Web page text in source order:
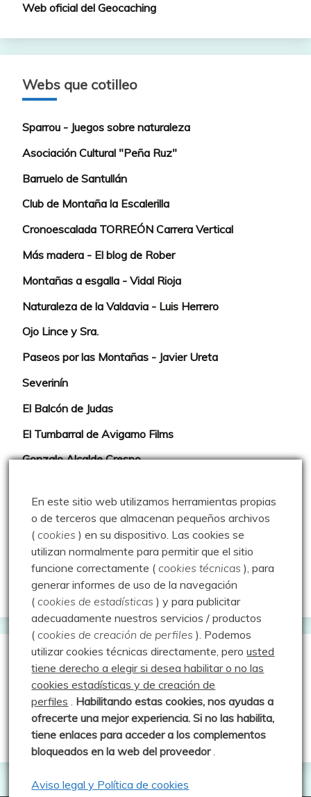
Web oficial del Geocaching
Webs que cotilleo
Sparrou - Juegos sobre naturaleza
Asociación Cultural "Peña Ruz"
Barruelo de Santullán
Club de Montaña la Escalerilla
Cronoescalada TORREÓN Carrera Vertical
Más madera - El blog de Rober
Montañas a esgalla - Vidal Rioja
Naturaleza de la Valdavia - Luis Herrero
Ojo Lince y Sra.
Paseos por las Montañas - Javier Ureta
Severinín
El Balcón de Judas
El Tumbarral de Avigamo Films
Gonzalo Alcalde Crespo
Rutas y excursiones con niños
Valdeolea. Río Camesa, la vía azul
Aprendiz de sueños
Guías de Montaña
Manu - Entre Valles y Cumbre
Luis Crespo Fernández
En este sitio web utilizamos herramientas propias
o de terceros que almacenan pequeños archivos
(cookies ) en su dispositivo. Las cookies se
utilizan normalmente para permitir que el sitio
funcione correctamente (cookies técnicas ), para
generar informes de uso de la navegación
(cookies de estadísticas ) y para publicitar
adecuadamente nuestros servicios / productos
(cookies de creación de perfiles ). Podemos
utilizar cookies técnicas directamente, perousted
tiene derecho a elegir si desea habilitar o no las
cookies estadísticas y de creación de
perfiles . Habilitando estas cookies, nos ayudas a
ofrecerte una mejor experiencia. Si no las habilita,
tiene enlaces para acceder a los complementos
bloqueados en la web del proveedor.
Aviso legal y Política de cookies